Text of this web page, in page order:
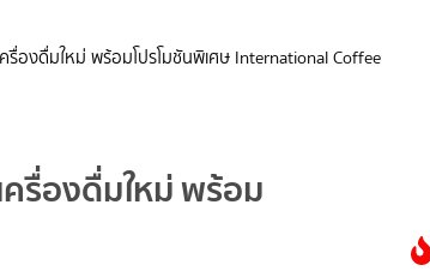
องดื่มใหม่ พร้อมโปรโมชันพิเศษ International Coffee
รื่องดื่มใหม่ พร้อม